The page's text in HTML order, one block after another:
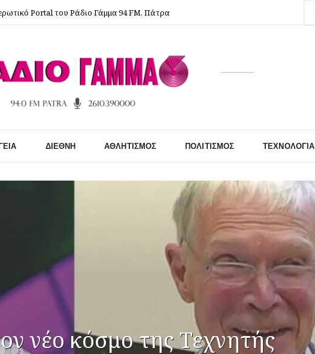
Portal του Ράδιο Γάμμα 94 FM, Πάτρα
ΔΙΕΘΝΉ ΑΘΛΗΤΙΣΜΌΣ ΠΟΛΙΤΙΣΜΌΣ ΤΕΧΝΟΛΟΓΊΑ
νέο κόσμο της Τεχνητής